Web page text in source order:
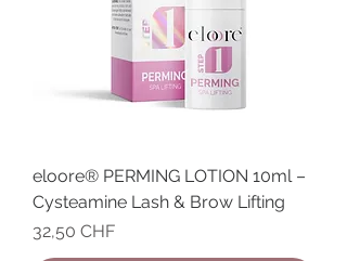
eloore® PERMING LOTION 10ml –
Cysteamine Lash & Brow Lifting
Prix
32,50 CHF